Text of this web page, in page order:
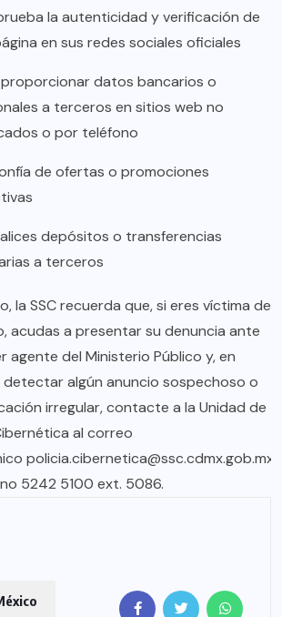
la autenticidad y verificación de
en sus redes sociales oficiales
datos bancarios o
a terceros en sitios web no
o por teléfono
de ofertas o promociones
depósitos o transferencias
a terceros
la SSC recuerda que, si eres víctima de
acudas a presentar su denuncia ante
agente del Ministerio Público y, en
algún anuncio sospechoso o
irregular, contacte a la Unidad de
al correo
policia.cibernetica@ssc.cdmx.gob.mx
5242 5100 ext. 5086.